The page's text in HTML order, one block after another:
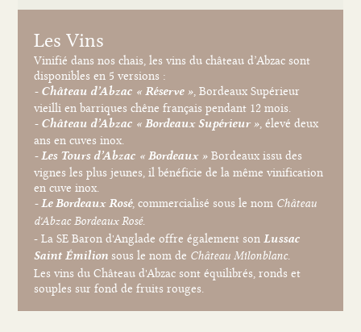
Les Vins
Vinifié dans nos chais, les vins du château d’Abzac sont
disponibles en 5 versions :
- Château d’Abzac « Réserve », Bordeaux Supérieur
vieilli en barriques chêne français pendant 12 mois.
- Château d’Abzac « Bordeaux Supérieur », élevé deux
ans en cuves inox.
- Les Tours d’Abzac « Bordeaux » Bordeaux issu des
vignes les plus jeunes, il bénéficie de la même vinification
en cuve inox.
- Le Bordeaux Rosé, commercialisé sous le nom Château
d'Abzac Bordeaux Rosé.
- La SE Baron d'Anglade offre également sonLussac
Saint Émilion sous le nom de Château Milonblanc.
Les vins du Château d'Abzac sont équilibrés, ronds et
souples sur fond de fruits rouges.